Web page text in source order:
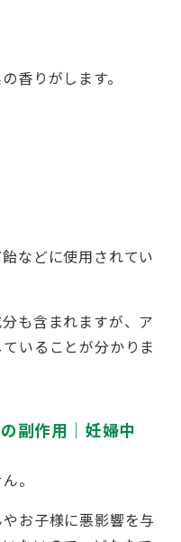
香りがします。
などに使用されてい
も含まれますが、ア
いることが分かりま
副作用｜妊婦中
。
お子様に悪影響を与